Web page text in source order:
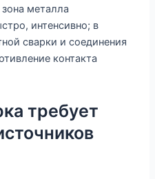
металла
интенсивно; в
сварки и соединения
контакта
требует